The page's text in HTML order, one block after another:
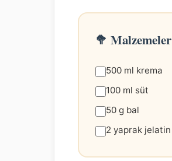
🥦 Malzemeler
500 ml krema
100 ml süt
50 g bal
2 yaprak jelatin